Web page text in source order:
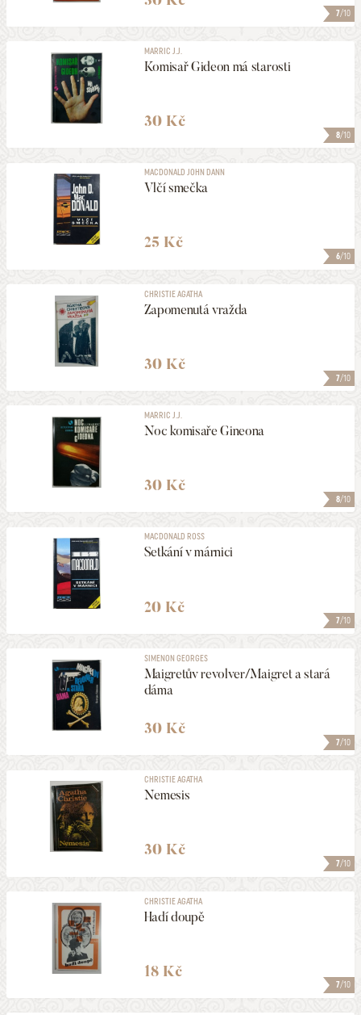
7/10
8/10
MARRIC J.J.
Komisař Gideon má starosti
30 Kč
6/10
MACDONALD JOHN DANN
Vlčí smečka
25 Kč
7/10
CHRISTIE AGATHA
Zapomenutá vražda
30 Kč
8/10
MARRIC J.J.
Noc komisaře Gineona
30 Kč
7/10
MACDONALD ROSS
Setkání v márnici
20 Kč
7/10
SIMENON GEORGES
Maigretův revolver/Maigret a stará
dáma
30 Kč
7/10
CHRISTIE AGATHA
Nemesis
30 Kč
7/10
CHRISTIE AGATHA
Hadí doupě
18 Kč